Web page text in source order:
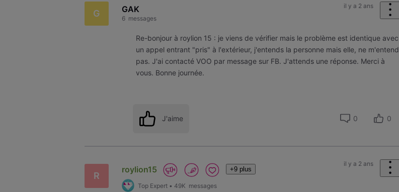
G GAK
6 messages
il y a 2 ans
Re-bonjour à roylion 15 : je viens de vérifier mais le problème est identique avec
un appel entrant "pris" à l'extérieur, j'entends la personne mais elle, ne m'entend
pas. J'ai contacté VOO par message sur FB. J'attends une réponse. Merci à
vous. Bonne journée.
J'aime 0 0
R
roylion15 +9 plus
Top Expert• 49K messages
il y a 2 ans